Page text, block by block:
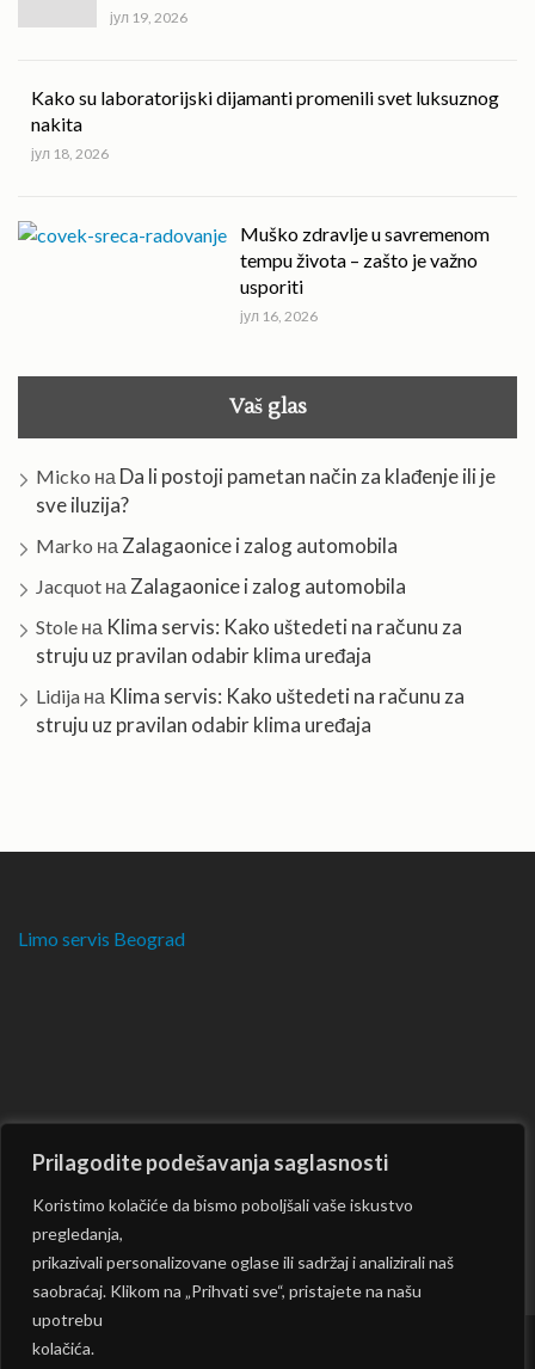
Prilagodite podešavanja saglasnosti
Koristimo kolačiće da bismo poboljšali vaše iskustvo
pregledanja,
prikazivali personalizovane oglase ili sadržaj i analizirali naš
saobraćaj. Klikom na „Prihvati sve“, pristajete na našu
upotrebu
kolačića.
јул 19, 2026
Kako su laboratorijski dijamanti promenili svet luksuznog
nakita
јул 18, 2026
Muško zdravlje u savremenom
tempu života – zašto je važno
usporiti
јул 16, 2026
Vaš glas
Micko на Da li postoji pametan način za klađenje ili je
sve iluzija?
Marko на Zalagaonice i zalog automobila
Jacquot на Zalagaonice i zalog automobila
Stole на Klima servis: Kako uštedeti na računu za
struju uz pravilan odabir klima uređaja
Lidija на Klima servis: Kako uštedeti na računu za
struju uz pravilan odabir klima uređaja
Limo servis Beograd